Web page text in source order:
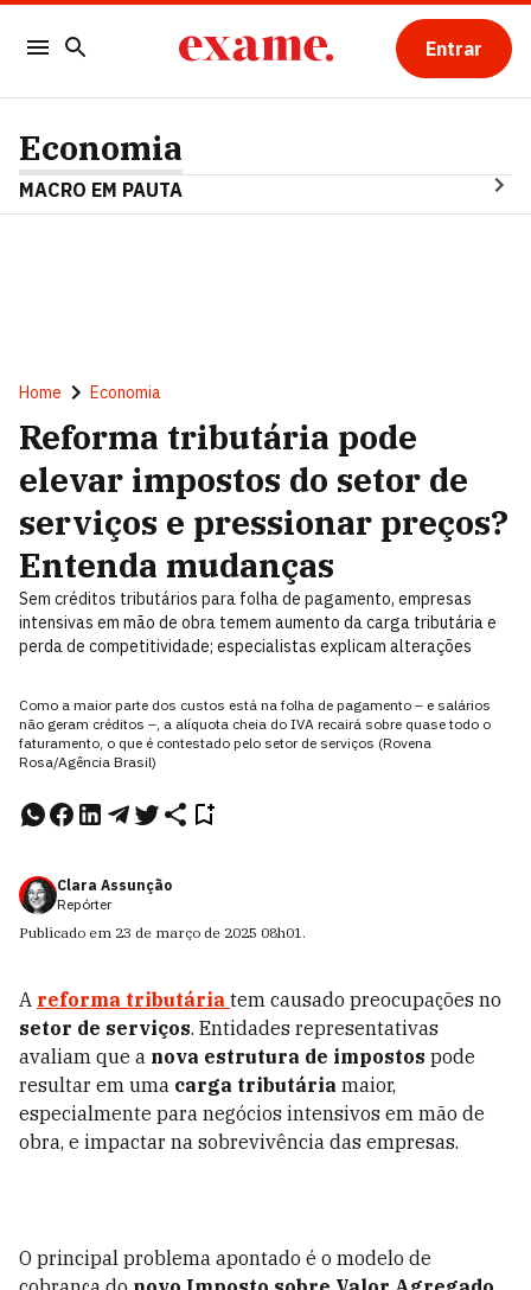
Entrar
Economia
MACRO EM PAUTA
Home Economia
Reforma tributária pode
elevar impostos do setor de
serviços e pressionar preços?
Entenda mudanças
Sem créditos tributários para folha de pagamento, empresas
intensivas em mão de obra temem aumento da carga tributária e
perda de competitividade; especialistas explicam alterações
Como a maior parte dos custos está na folha de pagamento – e salários
não geram créditos –, a alíquota cheia do IVA recairá sobre quase todo o
faturamento, o que é contestado pelo setor de serviços (Rovena
Rosa/Agência Brasil)
Clara Assunção
Repórter
Publicado em 23 de março de 2025 08h01.
A reforma tributária tem causado preocupações no
setor de serviços. Entidades representativas
avaliam que a nova estrutura de impostos pode
resultar em uma carga tributária maior,
especialmente para negócios intensivos em mão de
obra, e impactar na sobrevivência das empresas.
O principal problema apontado é o modelo de